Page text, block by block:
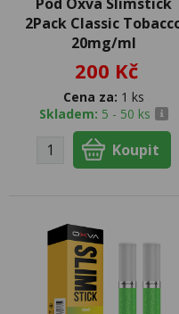
2Pack Classic
20mg/ml
200 Kč
Cena za: 1 ks
Skladem: 5 - 50 ks